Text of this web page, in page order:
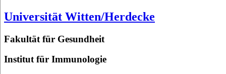
Universität Witten/Herdecke
Fakultät für Gesundheit
Institut für Immunologie